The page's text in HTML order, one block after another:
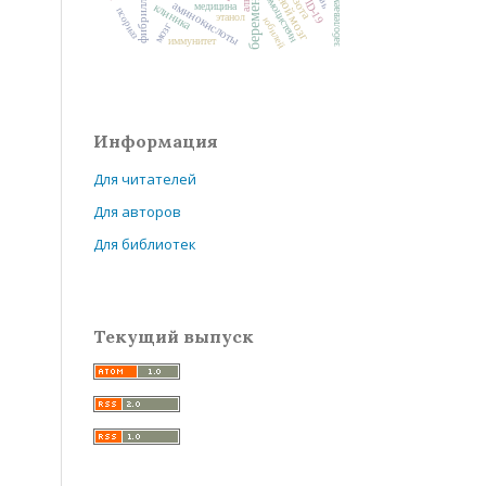
аминокислоты
клиника этанол гомоцистеин
мозг юбилей
медицина
псориаз иммунитет
Информация
Для читателей
Для авторов
Для библиотек
Текущий выпуск